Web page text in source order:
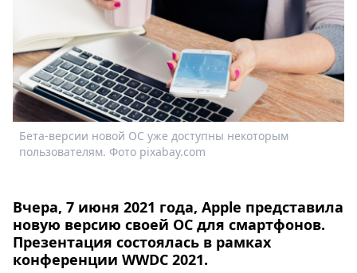
Пресс-
релизы
О
Metro
Стримы
Спецпроекты
Звезды
Выборы
Metro
Бета-версии новой ОС уже доступны некоторым
пользователям. Фото pixabay.com
Вчера, 7 июня 2021 года, Apple представила
новую версию своей ОС для смартфонов.
Презентация состоялась в рамках
конференции WWDC 2021.